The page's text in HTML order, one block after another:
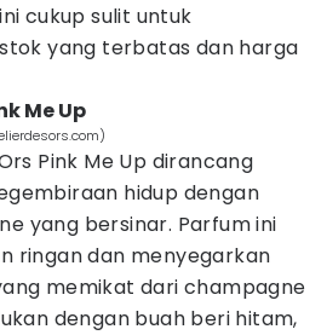
cukup sulit untuk
yang terbatas dan harga
Me Up
Pink Me Up dirancang
hidup dengan
yang bersinar. Parfum ini
ringan dan menyegarkan
memikat dari champagne
dengan buah beri hitam,